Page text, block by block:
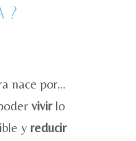
nace por…
vivirlo
y reducir